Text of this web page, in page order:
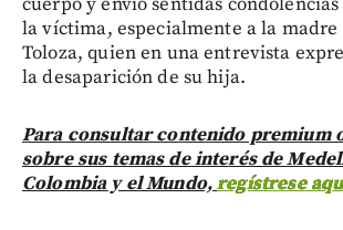
la víctima, especialmente a la madre
Toloza, quien en una entrevista
la desaparición de su hija.
Para consultar contenido premium
sobre sus temas de interés de
Colombia y el Mundo,regístrese